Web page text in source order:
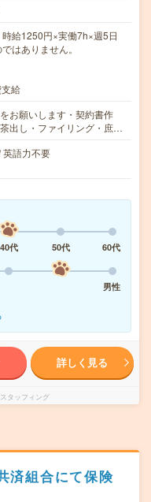
給1250円×実働7h×週5日
はありません。
給
お願いします・契約書作
出し・ファイリング・庶…
英語力不要
40代 50代
60代
男性
詳しく見る
タッフィング
済組合にて保険